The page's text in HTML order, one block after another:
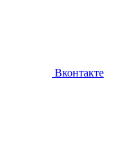
Вконтакте